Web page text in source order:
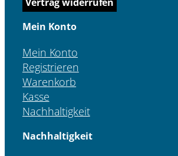
Mein Konto
Mein Konto
Registrieren
Warenkorb
Kasse
Nachhaltigkeit
Nachhaltigkeit